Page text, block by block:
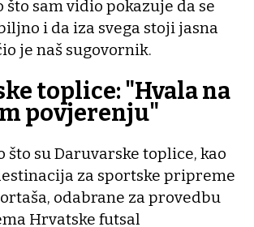
što sam vidio pokazuje da se
i da iza svega stoji jasna
je naš sugovornik.
toplice: "Hvala na
povjerenju"
što su Daruvarske toplice, kao
za sportske pripreme
odabrane za provedbu
Hrvatske futsal